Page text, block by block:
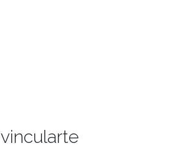
vincularte